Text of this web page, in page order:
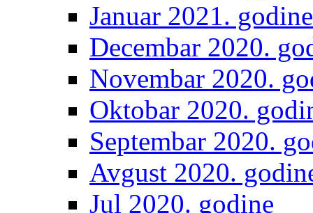
Januar 2021. godine
Decembar 2020.
Novembar 2020.
Oktobar 2020.
Septembar 2020.
Avgust 2020.
Jul 2020. godine